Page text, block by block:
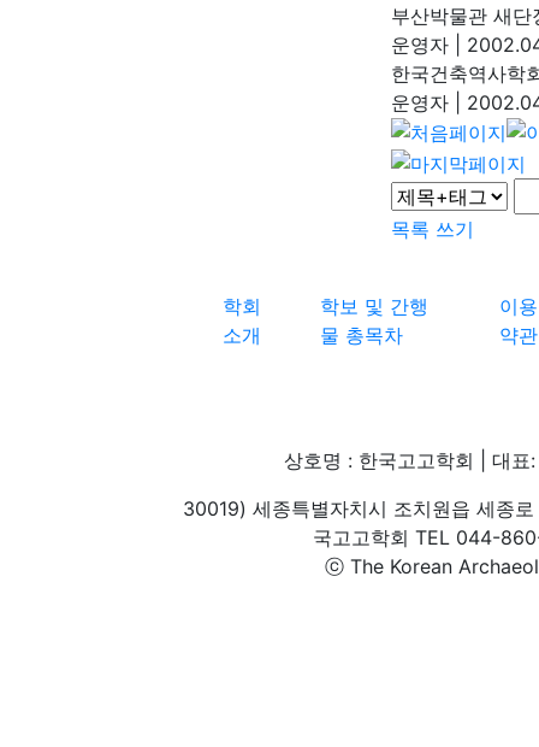
부산박물관 새단
운영자
한국건축역사학
운영자
목록 쓰기
학회
소개
학보 및 간행
물 총목차
이용
약관
상호명 : 한국고고학회 | 대
30019) 세종특별자치시 조치원읍 세종
국고고학회 TEL 044-
ⓒ The Korean